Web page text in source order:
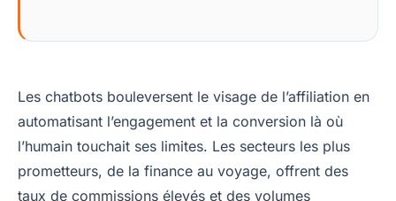
Les chatbots bouleversent le visage de l’affiliation en
automatisant l’engagement et la conversion là où
l’humain touchait ses limites. Les secteurs les plus
prometteurs, de la finance au voyage, offrent des
taux de commissions élevés et des volumes